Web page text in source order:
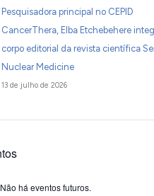
Pesquisadora principal no CEPID
CancerThera, Elba Etchebehere
corpo editorial da revista científica
Nuclear Medicine
13 de julho de 2026
Não há eventos futuros.